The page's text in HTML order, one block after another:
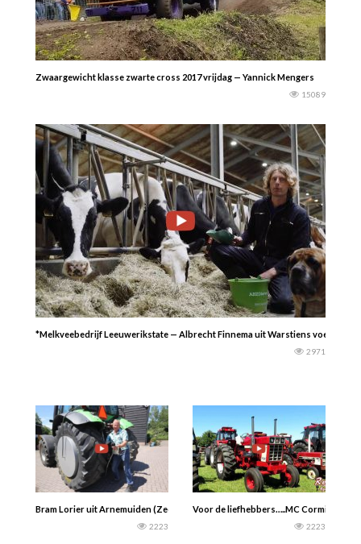
Zwaargewicht klasse zwarte cross 2017 vrijdag — Yannick Mengers
15089
*Melkveebedrijf Leeuwerikstate — Albrecht Finnema uit Warstiens voert al
2971
Bram Lorier uit Arnemuiden (Zeeland) bedacht en bouwde een
2223
Voor de liefhebbers…..MC Cormick –
2223